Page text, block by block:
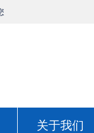
关于我们